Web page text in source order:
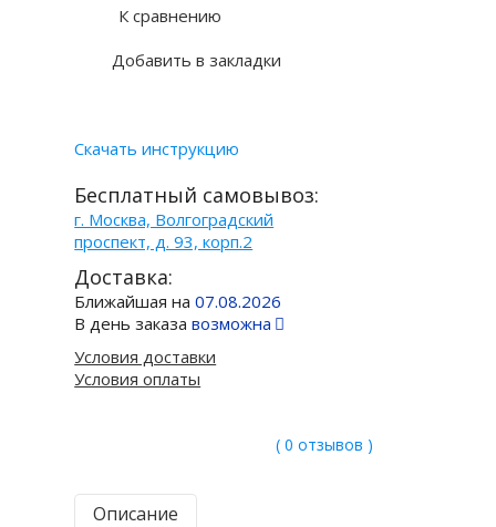
К сравнению
Добавить в закладки
Скачать инструкцию
Бесплатный самовывоз:
г. Москва, Волгоградский
проспект, д. 93, корп.2
Доставка:
Ближайшая на07.08.2026
В день заказавозможна
Условия доставки
Условия оплаты
( 0 отзывов )
Описание